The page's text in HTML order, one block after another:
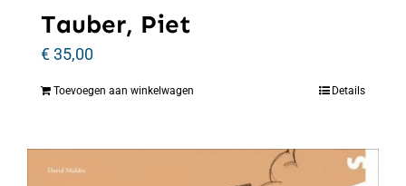
Tauber, Piet
€35,00
Toevoegen aan winkelwagen Details